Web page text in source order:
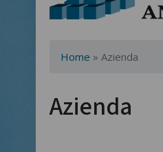
Home » Azienda
Azienda